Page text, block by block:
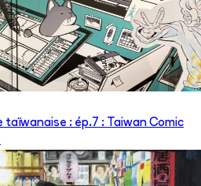
taïwanaise : ép.7 : Taiwan Comic